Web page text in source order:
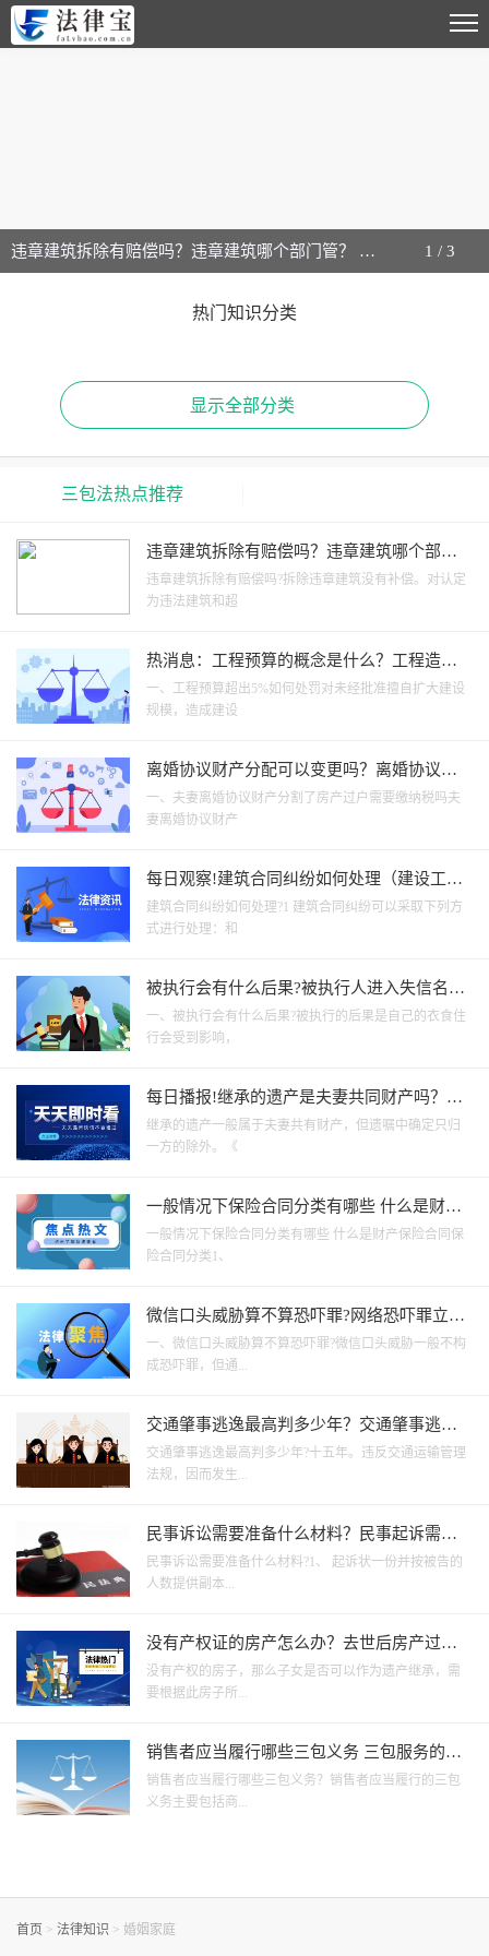
违章建筑拆除有赔偿吗？违章建筑哪个部门管？ 每日热点 1 /3
热门知识分类
显示全部分类
三包法热点推荐
违章建筑拆除有赔偿吗？违章建筑哪个部门
管？ 每日热点
违章建筑拆除有赔偿吗?拆除违章建筑没有补偿。对认定
为违法建筑和超
热消息：工程预算的概念是什么？工程造价
预算书怎么写？
一、工程预算超出5%如何处罚对未经批准擅自扩大建设
规模，造成建设
离婚协议财产分配可以变更吗？离婚协议有
哪些必备内容？
一、夫妻离婚协议财产分割了房产过户需要缴纳税吗夫
妻离婚协议财产
每日观察!建筑合同纠纷如何处理（建设工程
合同纠纷处理流程）
建筑合同纠纷如何处理?1 建筑合同纠纷可以采取下列方
式进行处理：和
被执行会有什么后果?被执行人进入失信名单
的情形主要有哪几种？
一、被执行会有什么后果?被执行的后果是自己的衣食住
行会受到影响，
每日播报!继承的遗产是夫妻共同财产吗？民
法典第一千零六十二条规定内容是什么？
继承的遗产一般属于夫妻共有财产，但遗嘱中确定只归
一方的除外。《
一般情况下保险合同分类有哪些 什么是财产
保险合同 视点
一般情况下保险合同分类有哪些 什么是财产保险合同保
险合同分类1、
微信口头威胁算不算恐吓罪?网络恐吓罪立案
相关规定是什么？
一、微信口头威胁算不算恐吓罪?微信口头威胁一般不构
成恐吓罪，但通...
交通肇事逃逸最高判多少年？交通肇事逃逸
罪的认定标准是什么？
交通肇事逃逸最高判多少年?十五年。违反交通运输管理
法规，因而发生...
民事诉讼需要准备什么材料？民事起诉需提
供哪些资料？
民事诉讼需要准备什么材料?1、 起诉状一份并按被告的
人数提供副本...
没有产权证的房产怎么办？去世后房产过户
需要什么材料？
没有产权的房子，那么子女是否可以作为遗产继承，需
要根据此房子所...
销售者应当履行哪些三包义务 三包服务的期
限有哪些？
销售者应当履行哪些三包义务？销售者应当履行的三包
义务主要包括商...
首页 > 法律知识 > 婚姻家庭